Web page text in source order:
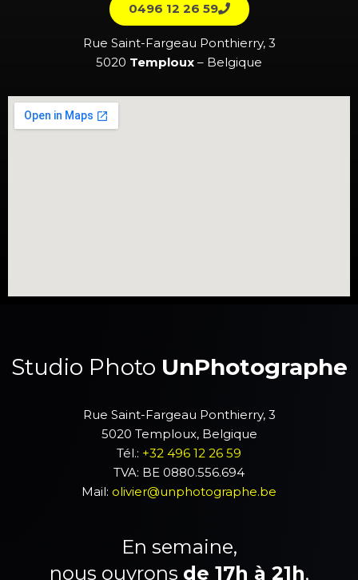
0496 12 26 59
Rue Saint-Fargeau Ponthierry, 3
5020 Temploux – Belgique
Studio Photo UnPhotographe
Rue Saint-Fargeau Ponthierry, 3
5020 Temploux, Belgique
Tél.: +32 496 12 26 59
TVA: BE 0880.556.694
Mail: olivier@unphotographe.be
En semaine,
nous ouvrons de 17h à 21h,